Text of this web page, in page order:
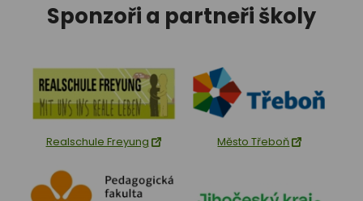
Sponzoři a partneři školy
Realschule Freyung Město Třeboň